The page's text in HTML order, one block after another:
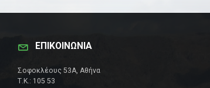
ΕΠΙΚΟΙΝΩΝΊΑ
Σοφοκλέους 53Α, Αθήνα
Τ.Κ.: 105 53